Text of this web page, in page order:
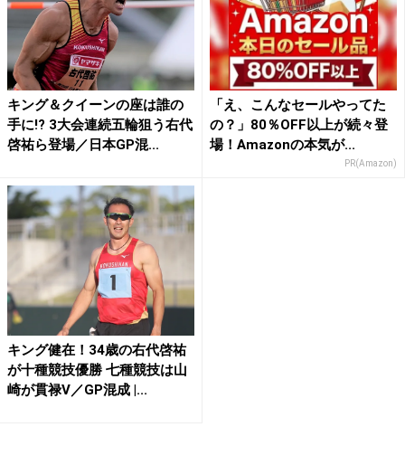
キング＆クイーンの座は誰の
手に!? 3大会連続五輪狙う右代
啓祐ら登場／日本GP混...
「え、こんなセールやってた
の？」80％OFF以上が続々登
場！Amazonの本気が...
PR(Amazon)
キング健在！34歳の右代啓祐
が十種競技優勝 七種競技は山
崎が貫禄V／GP混成 |...